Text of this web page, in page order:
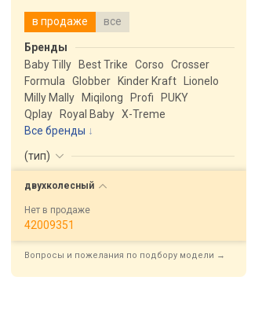
в продаже все
Бренды
Baby Tilly
Best Trike Corso
Crosser
Formula
Globber Kinder Kraft
Lionelo
Milly Mally
Miqilong Profi
PUKY
Qplay
Royal Baby X-Treme
Все бренды
(тип)
двухколесный
Нет в продаже
42009351
Вопросы и пожелания по подбору модели →